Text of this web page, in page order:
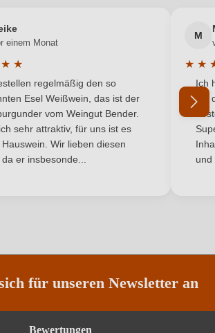
Barillas (Navarra), Spanien
0,75 L
2009
Spanien
Ich habe mein Passwort vergessen
einem Monat
★ ★
Bewertung von 5 von 5 Sternen
regelmäßig den so
Esel Weißwein, das ist der
vom Weingut Bender.
sehr attraktiv, für uns ist es
Wir lieben diesen
er insbesonde...
M
★ ★
Ich
mit
und
für unseren Newsletter an
Bewertungen